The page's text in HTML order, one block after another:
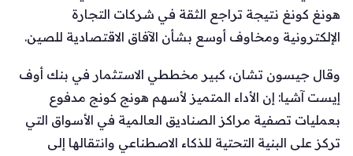
هونغ كونغ نتيجة تراجع الثقة في شركات التجارة
الإلكترونية ومخاوف أوسع بشأن الآفاق الاقتصادية للصين.
وقال جيسون تشان، كبير مخططي الاستثمار في بنك أوف
إيست آشيا: إن الأداء المتميز لأسهم هونج كونج مدفوع
بعمليات تصفية مراكز الصناديق العالمية في الأسواق التي
تركز على البنية التحتية للذكاء الاصطناعي وانتقالها إلى